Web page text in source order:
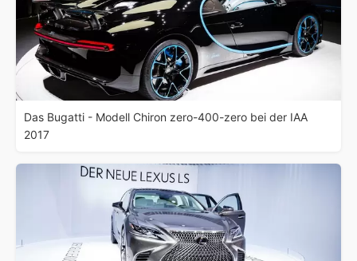
Das Bugatti - Modell Chiron zero-400-zero bei der IAA
2017